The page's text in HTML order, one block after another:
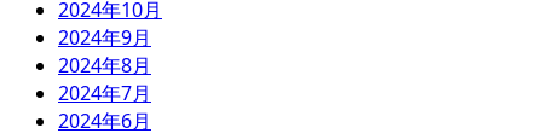
2024年10月
2024年9月
2024年8月
2024年7月
2024年6月